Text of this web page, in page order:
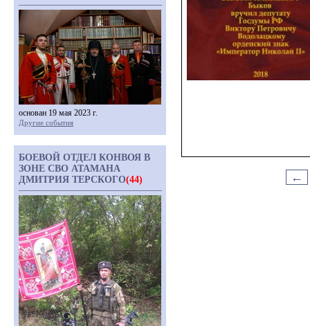
←
основан 19 мая 2023 г.
Другие события
БОЕВОЙ ОТДЕЛ КОНВОЯ В
ЗОНЕ СВО АТАМАНА
ДМИТРИЯ ТЕРСКОГО(44)